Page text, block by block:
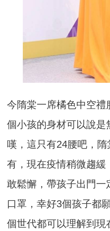
今隋棠一席橘色中空禮
個小孩的身材可以說
嘆，這只有24腰吧，
有，現在疫情稍微趨
敢鬆懈，帶孩子出門一
口罩，幸好3個孩子都
個世代都可以理解到